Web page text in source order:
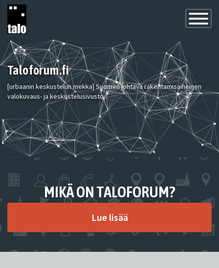
Toggle
Taloforum.fi
[urbaanin keskustelun mekka] Suomen johtava rakentamisaiheinen
valokuvaus- ja keskustelusivusto.
MIKÄ ON TALOFORUM?
Lue lisää